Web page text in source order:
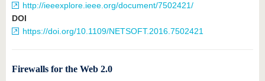
http://ieeexplore.ieee.org/document/7502421/
DOI
https://doi.org/10.1109/NETSOFT.2016.7502421
Firewalls for the Web 2.0